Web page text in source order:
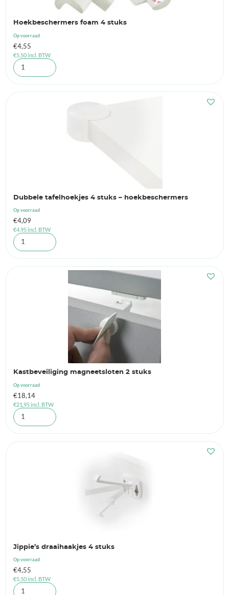
Hoekbeschermers foam 4 stuks
Op voorraad
€4,55
€5,50incl. BTW
Dubbele tafelhoekjes 4 stuks – hoekbeschermers
Op voorraad
€4,09
€4,95incl. BTW
Kastbeveiliging magneetsloten 2 stuks
Op voorraad
€18,14
€21,95incl. BTW
Jippie’s draaihaakjes 4 stuks
Op voorraad
€4,55
€5,50incl. BTW